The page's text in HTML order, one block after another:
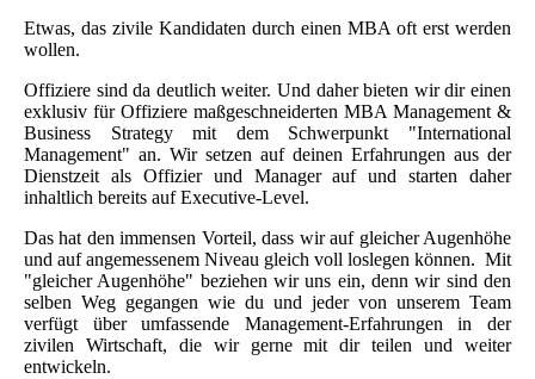
Etwas, das zivile Kandidaten durch einen MBA oft erst werden
wollen.
Offiziere sind da deutlich weiter. Und daher bieten wir dir einen
exklusiv für Offiziere maßgeschneiderten MBA Management &
Business Strategy mit dem Schwerpunkt "International
Management" an. Wir setzen auf deinen Erfahrungen aus der
Dienstzeit als Offizier und Manager auf und starten daher
inhaltlich bereits auf Executive-Level.
Das hat den immensen Vorteil, dass wir auf gleicher Augenhöhe
und auf angemessenem Niveau gleich voll loslegen können. Mit
"gleicher Augenhöhe" beziehen wir uns ein, denn wir sind den
selben Weg gegangen wie du und jeder von unserem Team
verfügt über umfassende Management-Erfahrungen in der
zivilen Wirtschaft, die wir gerne mit dir teilen und weiter
entwickeln.